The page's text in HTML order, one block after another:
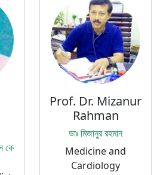
কে
Prof. Dr. Mizanur
Rahman
ডাঃ মিজানুর রহমান
Medicine and
Cardiology